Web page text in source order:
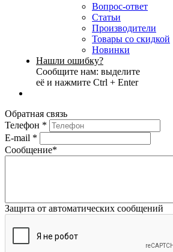
Вопрос-ответ
Статьи
Производители
Товары со скидкой
Новинки
Нашли ошибку?
Сообщите нам: выделите
её и нажмите Ctrl + Enter
Обратная связь
Телефон *
E-mail *
Сообщение*
Защита от автоматических сообщений